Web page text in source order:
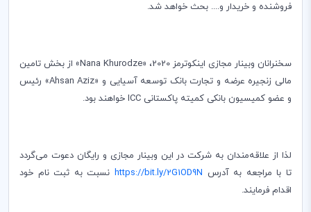
فروشنده و خریدار و.... بحث خواهد شد.
سخنرانان وبینار مجازی اینکوترمز 2020، « Nana Khurodze» از بخش تامین
مالی زنجیره عرضه و تجارت بانک توسعه آسیایی و «Ahsan Aziz» رئیس
و عضو کمیسیون بانکی کمیته پاکستانی ICC خواهند بود.
لذا از علاقه‌مندان به شرکت در این وبینار مجازی و رایگان دعوت می‌گردد
تا با مراجعه به آدرس https://bit.ly/2G1OD9N نسبت به ثبت نام خود
اقدام فرمایند.